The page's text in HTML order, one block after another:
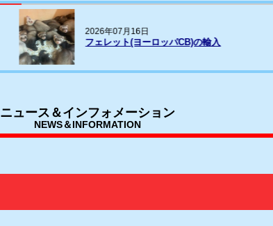
2026年07月16日
フェレット(ヨーロッパCB)の輸入
ニュース＆インフォメーション
NEWS＆INFORMATION